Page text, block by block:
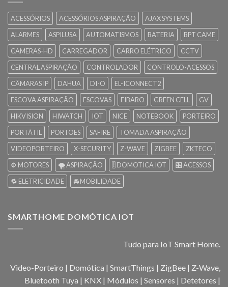
ACESSÓRIOS ACESSÓRIOS ASPIRAÇÃO
AJAX SYSTEMS
ALARMES
ASPILUSA AUTOMATISMOS BATERIA
BPT CAME
CAMERAS-HD
CARREGADOR CARRO ELÉTRICO
CCTV
CENTRAL ASPIRAÇÃO
CONTROLADOR
CONTROLO-ACESSOS
CÂMARAS IP
DAHUA DI-O
EL-ICONNECT2
ESCOVA ASPIRAÇÃO
ESCOVAS FIBARO GREEN CELL
GV
HIKVISION
HIWATCH IOT NICE NOTEBOOK
PORTEIRO
PORTÁTIL
PORTÕES SAFIRE
TOMADA ASPIRAÇÃO
VIDEOPORTEIRO
X-SECURITY Z-WAVE ZIGBEE
ZKTECO
⚙️ MOTORES
🌪️ ASPIRAÇÃO 🎚️ DOMOTICA IOT
🎛️ ACESSOS
🔁 ELETRICIDADE
🚘 MOBILIDADE
SMARTHOME DOMÓTICA IOT
Tudo para IoT Smart Home.
Video-Porteiro | Domótica | SmartThings | ZigBee | Z-Wave,
Bluetooth Tuya | KNX | Módulos | Sensores | Detetores |